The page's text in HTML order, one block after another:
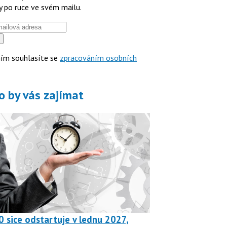
po ruce ve svém mailu.
souhlasíte se zpracováním osobních
by vás zajímat
sice odstartuje v lednu 2027,